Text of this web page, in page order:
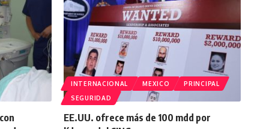
INTERNACIONAL MEXICO
PRINCIPAL
SEGURIDAD
EE.UU. ofrece más de 100 mdd por